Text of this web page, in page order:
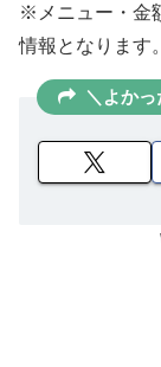
※メニュー・金
情報となります。
＼よか